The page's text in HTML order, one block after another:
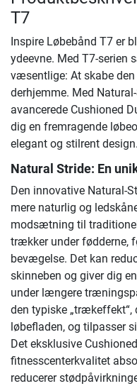
T7
Inspire Løbebånd T7 er
ydeevne. Med T7-serien
væsentlige: At skabe
derhjemme. Med
avancerede Cushioned
dig en fremragende
elegant og stilrent design.
Natural Stride: En
Den innovative Natural-
mere naturlig og
modsætning til
trækker under fødderne,
bevægelse. Det kan
skinneben og giver dig
under længere
den typiske
løbefladen, og tilpasser
Det eksklusive
fitnesscenterkvalitet
reducerer